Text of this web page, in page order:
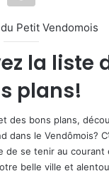
Petit Vendomois
la liste
plans!
des bons plans,
le Vendômois?
de se tenir au
belle ville et